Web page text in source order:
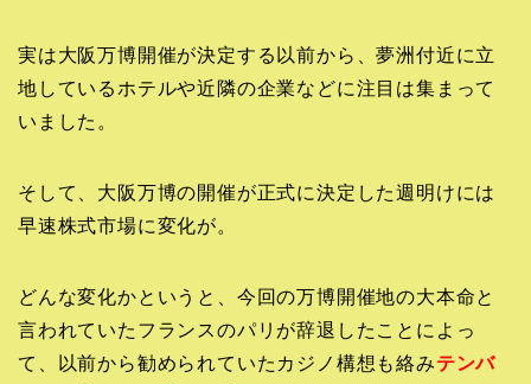
実は大阪万博開催が決定する以前から、夢洲付近に立
地しているホテルや近隣の企業などに注目は集まって
いました。
そして、大阪万博の開催が正式に決定した週明けには
早速株式市場に変化が。
どんな変化かというと、今回の万博開催地の大本命と
言われていたフランスのパリが辞退したことによっ
て、以前から勧められていたカジノ構想も絡みテンバ